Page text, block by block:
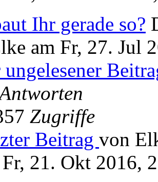
Ihr gerade so?
am Fr, 27. Jul
ungelesener
Zugriffe
Beitrag von
21. Okt 2016,